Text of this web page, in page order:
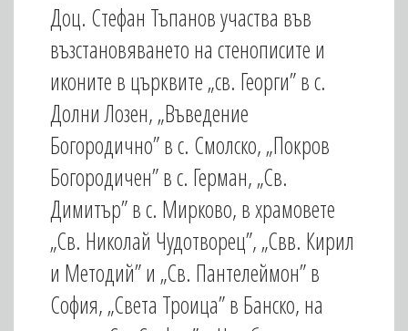
Доц. Стефан Тъпанов участва във
възстановяването на стенописите и
иконите в църквите „св. Георги” в с.
Долни Лозен, „Въведение
Богородично” в с. Смолско, „Покров
Богородичен” в с. Герман, „Св.
Димитър” в с. Мирково, в храмовете
„Св. Николай Чудотворец”, „Свв. Кирил
и Методий” и „Св. Пантелеймон” в
София, „Света Троица” в Банско, на